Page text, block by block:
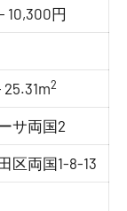
10,300円
25.31m2
サ両国2
区両国1-8-13